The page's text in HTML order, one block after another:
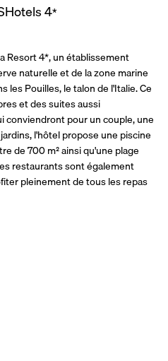
4*
Resort 4*, un établissement
naturelle et de la zone marine
les Pouilles, le talon de l'Italie. Ce
et des suites aussi
conviendront pour un couple, une
l'hôtel propose une piscine
de 700 m² ainsi qu'une plage
restaurants sont également
pleinement de tous les repas